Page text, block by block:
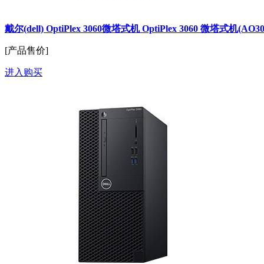
戴尔(dell) OptiPlex 3060微塔式机 OptiPlex 3060 微塔式机
[产品售价]
进入购买